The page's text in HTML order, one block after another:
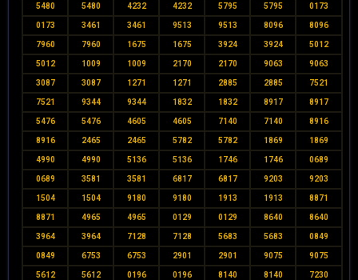
5480 5480 4232 4232 5795 5795 0173
0173 3461 3461 9513 9513 8096 8096
7960 7960 1675 1675 3924 3924 5012
5012 1009 1009 2170 2170 9063 9063
3087 3087 1271 1271 2885 2885 7521
7521 9344 9344 1832 1832 8917 8917
5476 5476 4605 4605 7140 7140 8916
8916 2465 2465 5782 5782 1869 1869
4990 4990 5136 5136 1746 1746 0689
0689 3581 3581 6817 6817 9203 9203
1504 1504 9180 9180 1913 1913 8871
8871 4965 4965 0129 0129 8640 8640
3964 3964 7128 7128 5683 5683 0849
0849 6753 6753 2901 2901 9075 9075
5612 5612 0196 0196 8140 8140 7230